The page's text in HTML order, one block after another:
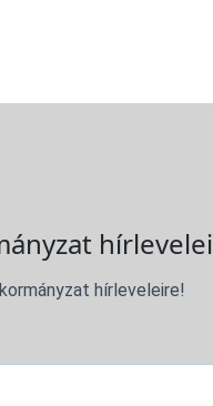
hírlevelei
hírleveleire!